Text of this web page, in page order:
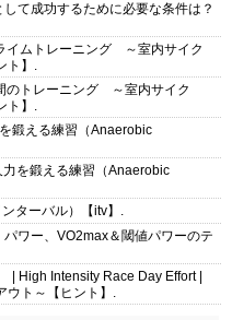
て成功するために必要な条件は？
イムトレーニング ～室内サイク
ト】.
のトレーニング ～室内サイク
ト】.
鍛える練習（Anaerobic
を鍛える練習（Anaerobic
ターバル）【itv】.
ワー、VO2max＆閾値パワーのテ
| High Intensity Race Day Effort |
ウト～【ヒント】.